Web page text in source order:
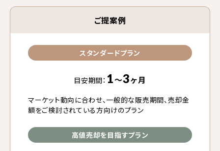
ご提案例
スタンダードプラン
目安期間： 1〜3ヶ月
マーケット動向に合わせ、一般的な販売期間、売却金
額をご検討されている方向けのプラン
高値売却を目指すプラン